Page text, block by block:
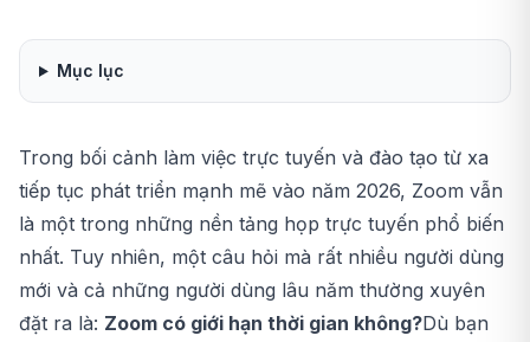
Mục lục
Trong bối cảnh làm việc trực tuyến và đào tạo từ xa
tiếp tục phát triển mạnh mẽ vào năm 2026, Zoom vẫn
là một trong những nền tảng họp trực tuyến phổ biến
nhất. Tuy nhiên, một câu hỏi mà rất nhiều người dùng
mới và cả những người dùng lâu năm thường xuyên
đặt ra là: Zoom có giới hạn thời gian không?Dù bạn